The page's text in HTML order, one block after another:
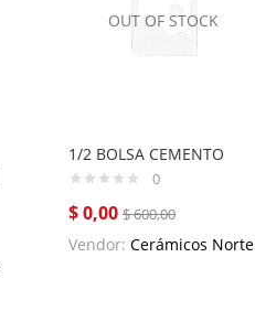
OUT OF STOCK
1/2 BOLSA CEMENTO
0
$0,00 $600,00
Vendor: Cerámicos Norte